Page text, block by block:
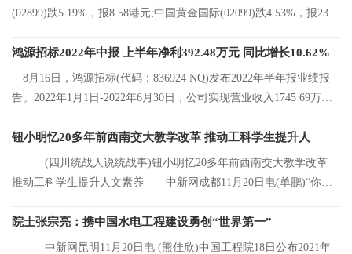
(02899)跌5 19%，报8 58港元;中国黄金国际(02099)跌4 53%，报23 2
鸿源招标2022年中报 上半年净利392.48万元 同比增长10.62%
8月16日，鸿源招标(代码：836924 NQ)发布2022年半年报业绩报
告。2022年1月1日-2022年6月30日，公司实现营业收入1745 69万
钮小明忆20多年前西南交大教学改革 推动工科学生提升人
(四川统战人说统战事)钮小明忆20多年前西南交大教学改革
推动工科学生提升人文素养 中新网成都11月20日电(单鹏)“你们
院士张宗亮：携中国水电工程建设勇创“世界第一”
中新网昆明11月20日电 (熊佳欣)中国工程院18日公布2021年